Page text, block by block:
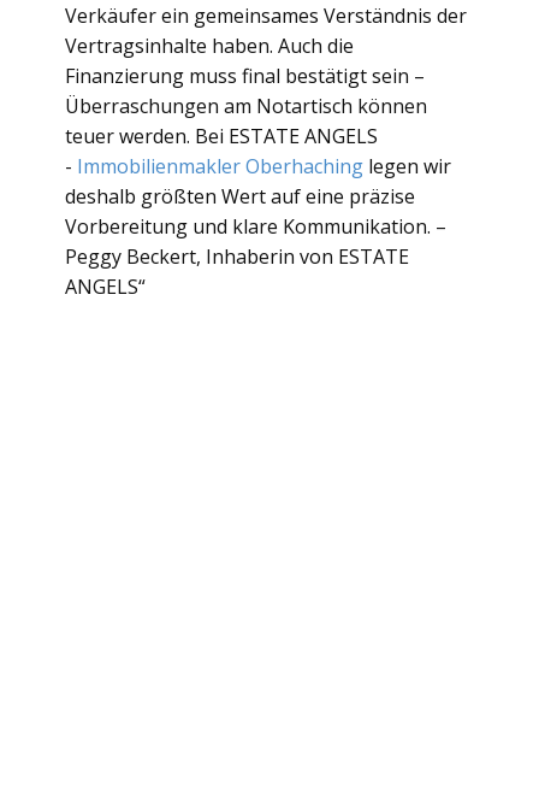
Verkäufer ein gemeinsames Verständnis der
Vertragsinhalte haben. Auch die
Finanzierung muss final bestätigt sein –
Überraschungen am Notartisch können
teuer werden. Bei ESTATE ANGELS
- Immobilienmakler Oberhaching legen wir
deshalb größten Wert auf eine präzise
Vorbereitung und klare Kommunikation. –
Peggy Beckert, Inhaberin von ESTATE
ANGELS“